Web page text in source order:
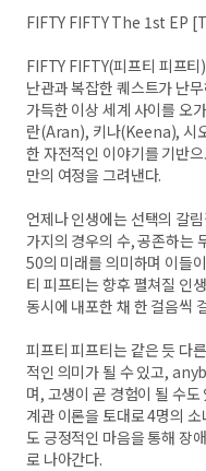
FIFTY FIFTY The 1st EP
FIFTY FIFTY(피프티 피프
난관과 복잡한 퀘스트가 난
가득한 이상 세계 사이를 오
란(Aran), 키나(Keena), 시
한 자전적인 이야기를 기반
만의 여정을 그려낸다.
언제나 인생에는 선택의 갈
가지의 경우의 수, 공존하는
50의 미래를 의미하며 이들
티 피프티는 향후 펼쳐질 인
동시에 내포한 채 한 걸음씩
피프티 피프티는 같은 듯 다
적인 의미가 될 수 있고,
며, 고생이 곧 경험이 될 수
계관 이론을 토대로 4명의
도 긍정적인 마음을 통해 장
로 나아간다.